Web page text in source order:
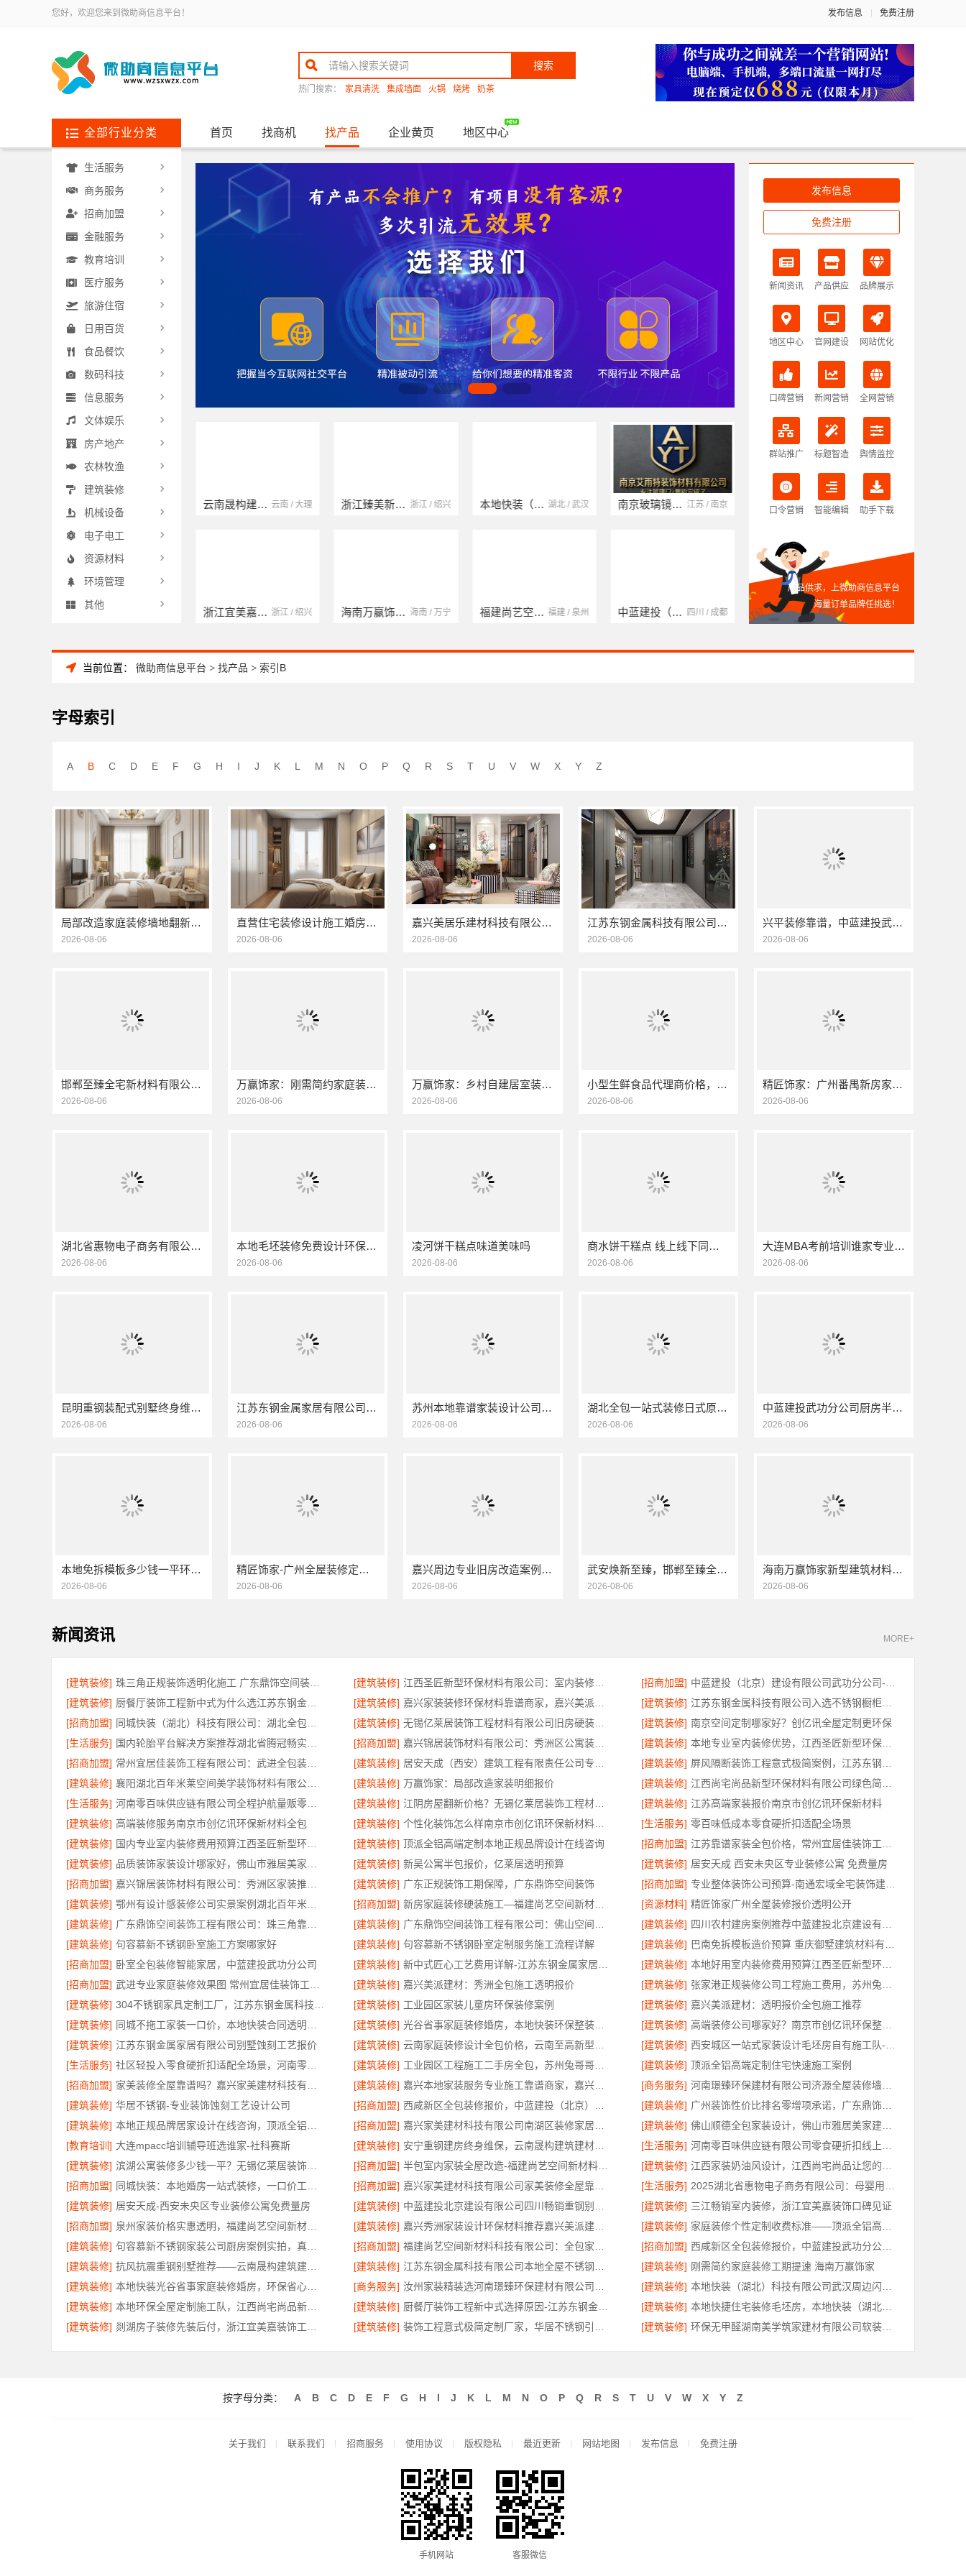
您好，欢迎您来到微助商信息平台！ 发布信息 免费注册
搜索
热门搜索： 家具清洗 集成墙面 火锅 烧烤 奶茶
全部行业分类 首页 找商机 找产品 企业黄页 地区中心
云南晟构建筑建材有限公司 云南 / 大理
浙江宜美嘉装饰工程有限公司 浙江 / 绍兴
浙江臻美新型建材有限公司 浙江 / 绍兴
海南万赢饰家新型建筑材料有限公司 海南 / 万宁
本地快装（湖北）科技有限公司 湖北 / 武汉
福建尚艺空间新材料科技有限公司 福建 / 泉州
南京玻璃镜子加工厂 江苏 / 南京
中蓝建投（北京）建设有限公司四川第一分公司 四川 / 成都
湖北省腾冠畅实业贸易有限公司 湖北 / 武汉
湖南自由家装饰工程有限公司 湖南 / 湘潭
生活服务
商务服务
招商加盟
金融服务
教育培训
医疗服务
旅游住宿
日用百货
食品餐饮
数码科技
信息服务
文体娱乐
房产地产
农林牧渔
建筑装修
机械设备
电子电工
资源材料
环境管理
其他
发布信息
免费注册
新闻资讯 产品供应 品牌展示
地区中心 官网建设 网站优化
口碑营销 新闻营销 全网营销
群站推广 标题智造 舆情监控
口令营销 智能编辑 助手下载
产品供求，上微助商信息平台
海量订单品牌任挑选！
当前位置： 微助商信息平台 > 找产品 > 索引B
字母索引
A B C D E F G H I J K L M N O P Q R S T U V W X Y Z
局部改造家庭装修墙地翻新，海南万赢饰家新型建筑材料有限公为您焕新
2026-08-06
直营住宅装修设计施工婚房选浙江臻美新型建材有限公司
2026-08-06
嘉兴美居乐建材科技有限公司_旧房改造专业施工口碑推荐
2026-08-06
江苏东钢金属科技有限公司：304不锈钢家具全国地址
2026-08-06
兴平装修靠谱，中蓝建投武功分公司全包放心
2026-08-06
邯郸至臻全宅新材料有限公司：永年焕新专业团队打造品质居家
2026-08-06
万赢饰家：刚需简约家庭装修工期提速，快速入住无忧
2026-08-06
万赢饰家：乡村自建居室装修水电规整，专业施工保障
2026-08-06
小型生鲜食品代理商价格，湖北省惠物电子商务有限公司
2026-08-06
精匠饰家：广州番禺新房家装报价参考
2026-08-06
湖北省惠物电子商务有限公司小型生鲜食品代理商价格
2026-08-06
本地毛坯装修免费设计环保信赖浙江臻美新型建材有限公司
2026-08-06
凌河饼干糕点味道美味吗
2026-08-06
商水饼干糕点 线上线下同价服务模式
2026-08-06
大连MBA考前培训谁家专业 社科赛斯考研服务人才伴您成长
2026-08-06
昆明重钢装配式别墅终身维保，云南晟构建筑建材有限公司维保
2026-08-06
江苏东钢金属家居有限公司厨餐厅新中式定制多少钱
2026-08-06
苏州本地靠谱家装设计公司拎包入住选百年豪庭新材料有限公司
2026-08-06
湖北全包一站式装修日式原木风快速——同城快装（湖北）科技有限公司
2026-08-06
中蓝建投武功分公司厨房半包装修北欧风案例
2026-08-06
本地免拆模板多少钱一平环保材料重庆御墅建筑材料有限公司
2026-08-06
精匠饰家-广州全屋装修定制专家
2026-08-06
嘉兴周边专业旧房改造案例，嘉兴美居乐建材科技有限公司
2026-08-06
武安焕新至臻，邯郸至臻全宅新材料有限公司为您服务
2026-08-06
海南万赢饰家新型建筑材料有限公司免费勘测，同城家装服务
2026-08-06
新闻资讯 MORE+
[建筑装修] [建筑装修] [招商加盟]
[建筑装修]
[建筑装修] [建筑装修]
[招商加盟]
[建筑装修] [建筑装修] 南京空间定制哪家好？创亿讯全屋定制更环保
[生活服务]
[招商加盟] [建筑装修]
[招商加盟]
[建筑装修] [建筑装修]
[建筑装修]
[建筑装修] 万赢饰家：局部改造家装明细报价 [建筑装修]
[生活服务]
[建筑装修] [建筑装修] 江苏高端家装报价南京市创亿讯环保新材料
[建筑装修] 高端装修服务南京市创亿讯环保新材料全包 [建筑装修] [生活服务] 零百味低成本零食硬折扣适配全场景
[建筑装修]
[建筑装修] 顶派全铝高端定制本地正规品牌设计在线咨询 [招商加盟]
[建筑装修]
[建筑装修] 新吴公寓半包报价，亿莱居透明预算 [建筑装修] 居安天成 西安未央区专业装修公寓 免费量房
[招商加盟]
[建筑装修] 广东正规装饰工期保障，广东鼎饰空间装饰 [招商加盟]
[建筑装修]
[招商加盟] [资源材料] 精匠饰家广州全屋装修报价透明公开
[建筑装修]
[建筑装修] [建筑装修]
[建筑装修] 句容慕新不锈钢卧室施工方案哪家好 [建筑装修] 句容慕新不锈钢卧室定制服务施工流程详解 [建筑装修]
[招商加盟] 卧室全包装修智能家居，中蓝建投武功分公司 [建筑装修] [建筑装修]
[招商加盟]
[建筑装修] 嘉兴美派建材：秀洲全包施工透明报价 [建筑装修]
[建筑装修]
[建筑装修] 工业园区家装儿童房环保装修案例 [建筑装修] 嘉兴美派建材：透明报价全包施工推荐
[建筑装修]
[建筑装修] [建筑装修]
[建筑装修] 江苏东钢金属家居有限公司别墅蚀刻工艺报价 [建筑装修] [建筑装修]
[生活服务]
[建筑装修] [建筑装修] 顶派全铝高端定制住宅快速施工案例
[招商加盟]
[建筑装修] [商务服务]
[建筑装修] 华居不锈钢-专业装饰蚀刻工艺设计公司 [招商加盟] [建筑装修]
[建筑装修]
[招商加盟] [建筑装修]
[教育培训] 大连mpacc培训辅导班选谁家-社科赛斯 [建筑装修] [生活服务]
[建筑装修]
[招商加盟] [建筑装修]
[招商加盟]
[招商加盟] [生活服务]
[建筑装修] 居安天成-西安未央区专业装修公寓免费量房 [建筑装修] [建筑装修] 三江畅销室内装修，浙江宜美嘉装饰口碑见证
[招商加盟]
[建筑装修] [建筑装修]
[建筑装修]
[招商加盟] [招商加盟]
[建筑装修]
[建筑装修] [建筑装修] 刚需简约家庭装修工期提速 海南万赢饰家
[建筑装修]
[商务服务] [建筑装修]
[建筑装修]
[建筑装修] [建筑装修]
[建筑装修]
[建筑装修] [建筑装修]
按字母分类： A B C D E F G H I J K L M N O P Q R S T U V W X Y Z
关于我们 联系我们 招商服务 使用协议 版权隐私 最近更新 网站地图 发布信息 免费注册
手机网站 客服微信